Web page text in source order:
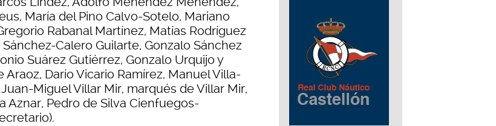
María del Pino Calvo-Sotelo, Mariano
Rabanal Martínez, Matías Rodríguez
Calero Guilarte, Gonzalo Sánchez
Suárez Gutiérrez, Gonzalo Urquijo y
Araoz, Darío Vicario Ramírez, Manuel Villa-
Miguel Villar Mir, marqués de Villar Mir,
Aznar, Pedro de Silva Cienfuegos-